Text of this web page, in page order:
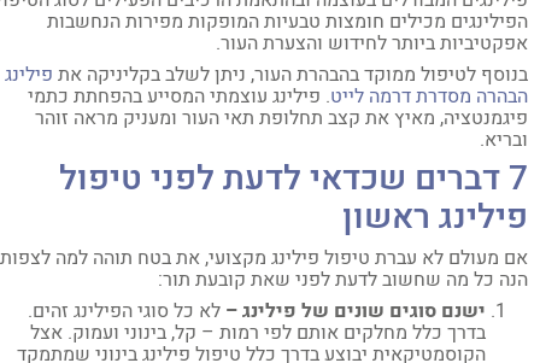
מכילים חומצות טבעיות המופקות מפירות הנחשבות
ביותר לחידוש והצערת העור.
לטיפול ממוקד בהבהרת העור, ניתן לשלב בקליניקה אתפילינג
מסדרת דרמה לייט. פילינג עוצמתי המסייע בהפחתת כתמי
מאיץ את קצב תחלופת תאי העור ומעניק מראה זוהר
7 דברים שכדאי לדעת לפני טיפול
ראשון
מעולם לא עברת טיפול פילינג מקצועי, את בטח תוהה למה לצפות.
כל מה שחשוב לדעת לפני שאת קובעת תור:
ישנם סוגים שונים של פילינג –לא כל סוגי הפילינג זהים.
בדרך כלל מחלקים אותם לפי רמות – קל, בינוני ועמוק. אצל
הקוסמטיקאית יבוצע בדרך כלל טיפול פילינג בינוני שמתמקד